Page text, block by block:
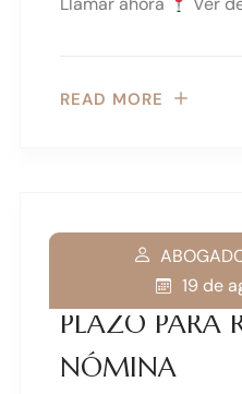
READ MORE
PLAZO PARA
NÓMINA
19 de